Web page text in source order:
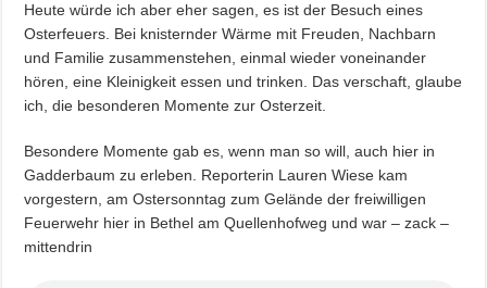
Heute würde ich aber eher sagen, es ist der Besuch eines
Osterfeuers. Bei knisternder Wärme mit Freuden, Nachbarn
und Familie zusammenstehen, einmal wieder voneinander
hören, eine Kleinigkeit essen und trinken. Das verschaft, glaube
ich, die besonderen Momente zur Osterzeit.
Besondere Momente gab es, wenn man so will, auch hier in
Gadderbaum zu erleben. Reporterin Lauren Wiese kam
vorgestern, am Ostersonntag zum Gelände der freiwilligen
Feuerwehr hier in Bethel am Quellenhofweg und war – zack –
mittendrin